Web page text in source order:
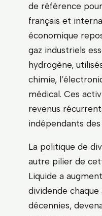
de référence
français et
économique
gaz industriels
hydrogène,
chimie,
médical. Ces
revenus
indépendants
La politique de
autre pilier de
Liquide a
dividende chaque
décennies,